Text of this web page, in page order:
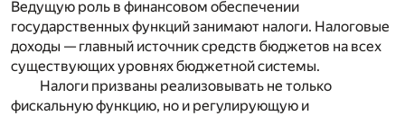
Ведущую роль в финансовом обеспечении
государственных функций занимают налоги. Налоговые
доходы — главный источник средств бюджетов на всех
существующих уровнях бюджетной системы.
Налоги призваны реализовывать не только
фискальную функцию, но и регулирующую и